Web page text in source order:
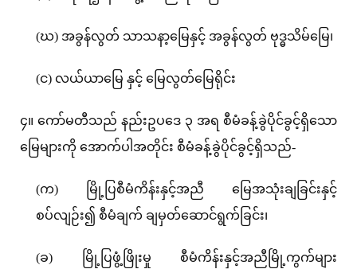
(ဃ) အခွန်လွတ် သာသနာ့မြေနှင့် အခွန်လွတ် ဗုဒ္ဓသိမ်မြေ၊
(င) လယ်ယာမြေ နှင့် မြေလွတ်မြေရိုင်း
၄။ ကော်မတီသည် နည်းဥပဒေ ၃ အရ စီမံခန့်ခွဲပိုင်ခွင့်ရှိသော
မြေများကို အောက်ပါအတိုင်း စီမံခန့်ခွဲပိုင်ခွင့်ရှိသည်-
(က) မြို့ပြစီမံကိန်းနှင့်အညီ မြေအသုံးချခြင်းနှင့်
စပ်လျဉ်း၍ စီမံချက် ချမှတ်ဆောင်ရွက်ခြင်း၊
(ခ) မြို့ပြဖွံ့ဖြိုးမှု စီမံကိန်းနှင့်အညီမြို့ကွက်များ